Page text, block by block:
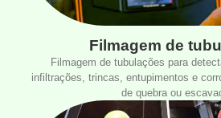
Filmagem de
Filmagem de tubulações para
infiltrações, trincas, entupimentos e
de quebra ou